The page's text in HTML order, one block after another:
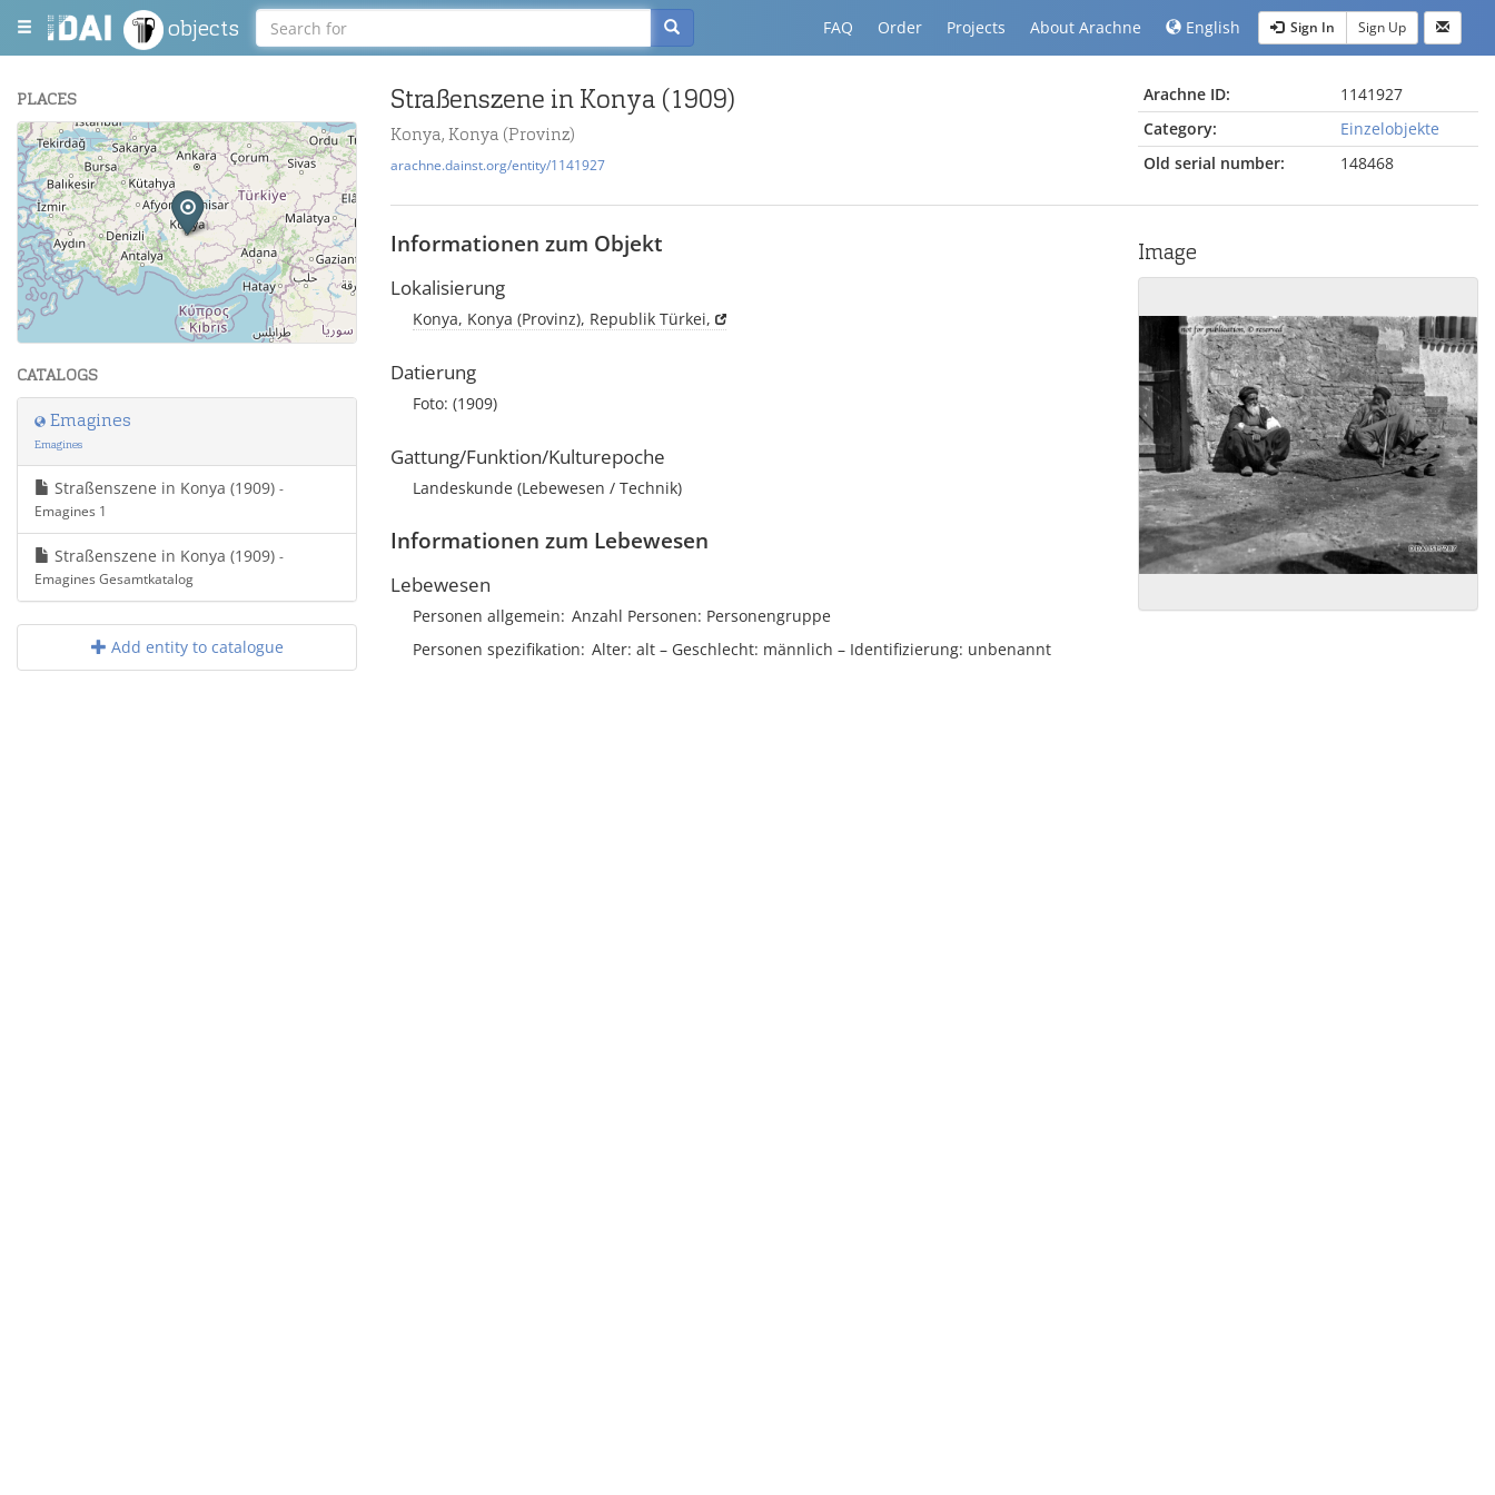
objects FAQ Order Projects About Arachne English Sign In Sign Up
PLACES
+
−
| Maps and Data ©OpenStreetMap.
CATALOGS
Emagines
Emagines
Straßenszene in Konya (1909) -
Emagines 1
Straßenszene in Konya (1909) -
Emagines Gesamtkatalog
Add entity to catalogue
Straßenszene in Konya (1909)
Konya, Konya (Provinz)
arachne.dainst.org/entity/1141927
Arachne ID:
1141927
Category:
Einzelobjekte
Old serial number:
148468
Informationen zum Objekt
Lokalisierung
Konya, Konya (Provinz), Republik Türkei,
Datierung
Foto: (1909)
Gattung/Funktion/Kulturepoche
Landeskunde (Lebewesen / Technik)
Informationen zum Lebewesen
Lebewesen
Personen allgemein Anzahl Personen Personengruppe
Personen spezifikation Alter alt Geschlecht männlich Identifizierung unbenannt
Image